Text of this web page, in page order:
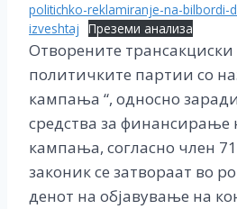
politichko-reklamiranje-na-bilbordi-
izveshtaj Преземи анализа
Отворените трансакциски
политичките партии со
кампања “, односно
средства за финансирање
кампања, согласно член
законик се затвораат во
денот на објавување на